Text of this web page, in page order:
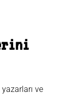
yazarları ve